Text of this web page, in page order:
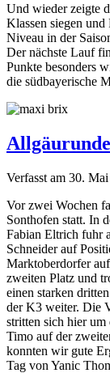
Und wieder zeigte
Klassen siegen und
Niveau in der
Der nächste Lauf
Punkte besonders
die südbayerische
Verfasst am 30.
Vor zwei Wochen
Sonthofen statt. In
Fabian Eltrich fuhr
Schneider auf
Marktoberdorfer
zweiten Platz und
einen starken
der K3 weiter. Die
stritten sich hier um
Timo auf der
konnten wir gute
Tag von Yanic